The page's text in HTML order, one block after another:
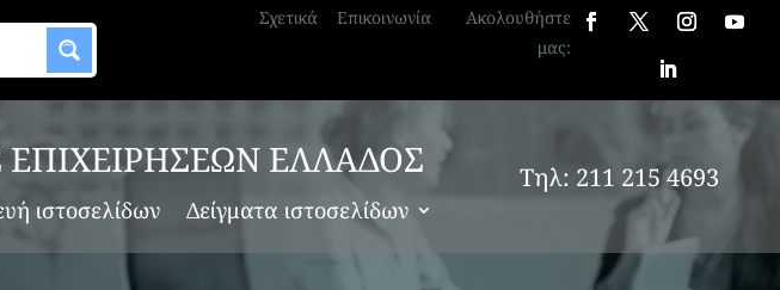
Σχετικά Επικοινωνία
Ακολουθήστε
μας:
ΕΛΛΑΔΟΣ
ιστοσελίδων Δείγματα ιστοσελίδων
Τηλ: 211 215 4693